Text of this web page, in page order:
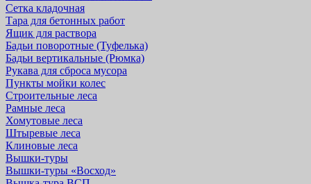
Сетка кладочная
Тара для бетонных работ
Ящик для раствора
Бадьи поворотные (Туфелька)
Бадьи вертикальные (Рюмка)
Рукава для сброса мусора
Пункты мойки колес
Строительные леса
Рамные леса
Хомутовые леса
Штыревые леса
Клиновые леса
Вышки-туры
Вышки-туры «Восход»